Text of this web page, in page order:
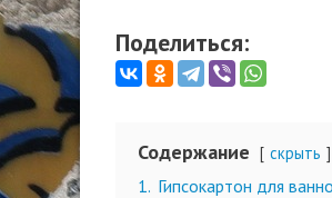
Поделиться:
Содержание скрыть
1. Гипсокартон для